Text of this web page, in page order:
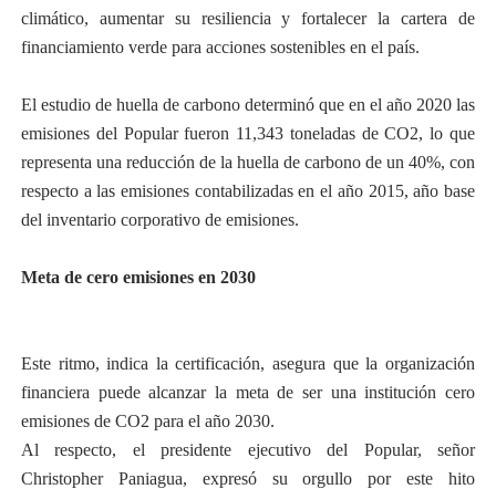
climático, aumentar su resiliencia y fortalecer la cartera de
financiamiento verde para acciones sostenibles en el país.
El estudio de huella de carbono determinó que en el año 2020 las
emisiones del Popular fueron 11,343 toneladas de CO2, lo que
representa una reducción de la huella de carbono de un 40%, con
respecto a las emisiones contabilizadas en el año 2015, año base
del inventario corporativo de emisiones.
Meta de cero emisiones en 2030
Este ritmo, indica la certificación, asegura que la organización
financiera puede alcanzar la meta de ser una institución cero
emisiones de CO2 para el año 2030.
Al respecto, el presidente ejecutivo del Popular, señor
Christopher Paniagua, expresó su orgullo por este hito